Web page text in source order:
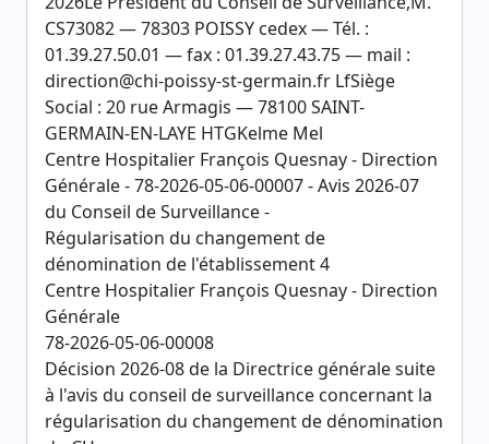
CS73082 — 78303 POISSY cedex — Tél. :
01.39.27.50.01 — fax : 01.39.27.43.75 — mail :
direction@chi-poissy-st-germain.fr LfSiège
Social : 20 rue Armagis — 78100 SAINT-
GERMAIN-EN-LAYE HTGKelme Mel
Centre Hospitalier François Quesnay - Direction
Générale - 78-2026-05-06-00007 - Avis 2026-07
du Conseil de Surveillance -
Régularisation du changement de
dénomination de l'établissement 4
Centre Hospitalier François Quesnay - Direction
Générale
78-2026-05-06-00008
Décision 2026-08 de la Directrice générale suite
à l'avis du conseil de surveillance concernant la
régularisation du changement de dénomination